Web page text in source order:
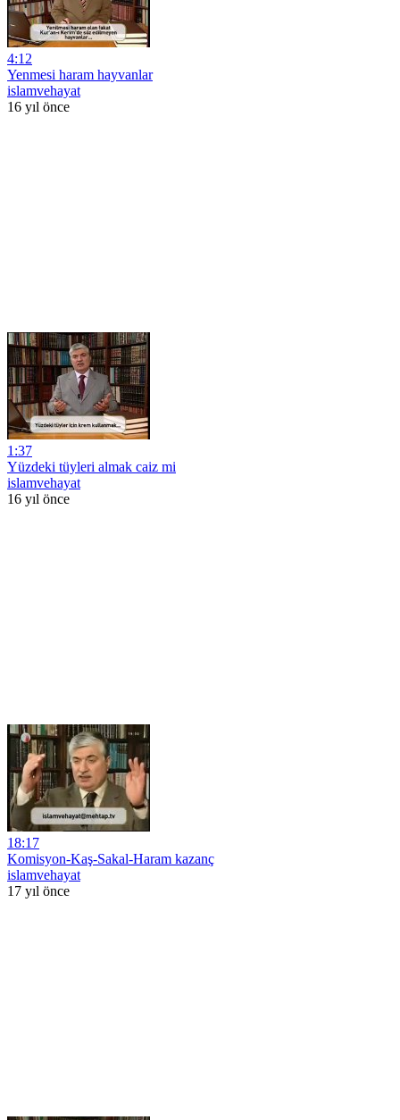
4:12
Yenmesi haram hayvanlar
islamvehayat
16 yıl önce
1:37
Yüzdeki tüyleri almak caiz mi
islamvehayat
16 yıl önce
18:17
Komisyon-Kaş-Sakal-Haram kazanç
islamvehayat
17 yıl önce